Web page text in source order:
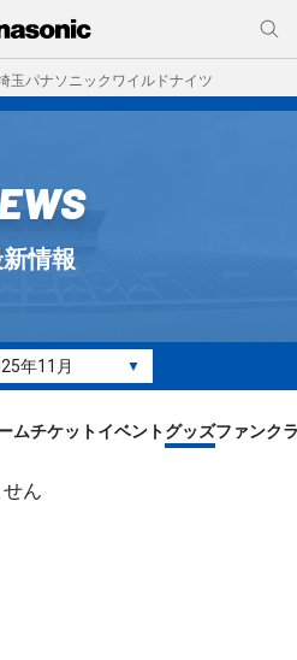
玉パナソニックワイルドナイツ
情報
年11月 ▼
ムチケットイベントグッズファンク
ん